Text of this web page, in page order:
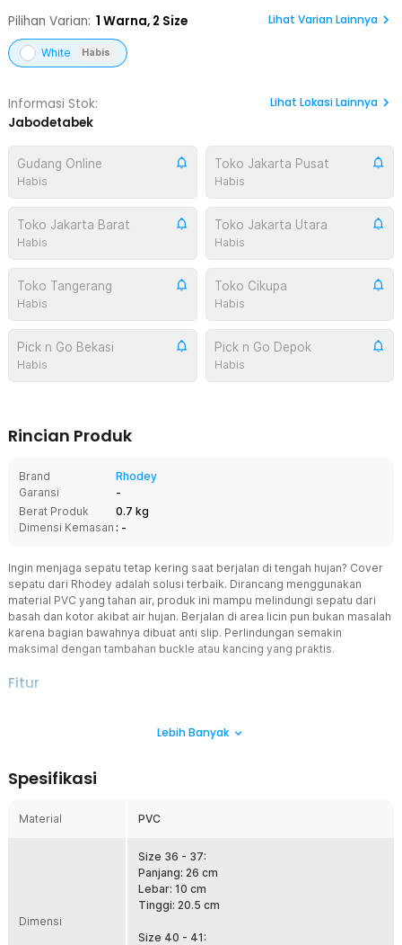
Pilihan Varian: 1 Warna, 2 Size Lihat Varian Lainnya
White Habis
Informasi Stok:
Jabodetabek
Lihat Lokasi Lainnya
Gudang Online
Habis
Toko Jakarta Pusat
Habis
Toko Jakarta Barat
Habis
Toko Jakarta Utara
Habis
Toko Tangerang
Habis
Toko Cikupa
Habis
Pick n Go Bekasi
Habis
Pick n Go Depok
Habis
Rincian Produk
Brand
Rhodey
Garansi
-
Berat Produk
0.7 kg
Dimensi Kemasan : -
Ingin menjaga sepatu tetap kering saat berjalan di tengah hujan? Cover
sepatu dari Rhodey adalah solusi terbaik. Dirancang menggunakan
material PVC yang tahan air, produk ini mampu melindungi sepatu dari
basah dan kotor akibat air hujan. Berjalan di area licin pun bukan masalah
karena bagian bawahnya dibuat anti slip. Perlindungan semakin
maksimal dengan tambahan buckle atau kancing yang praktis.
Fitur
Sepatu yang basah dan kotor akibat hujan memang menyebalkan.
tetap terjaga meski Anda berjalan atau beraktivitas di bawah hujan.
Cover sepatu dari Rhodey tak akan membiarkan bagian mana pun
mengikuti bentuk sepatu pada umumnya. Belum lagi ukuran
kerahnya yang cukup tinggi dilengkapi dengan kancing sehingga
mampu melindungi sepatu secara maksimal.
Berjalan dengan Aman
Jika diperhatikan, bagian bawah cover sepatu ini memiliki pola unik
Lebih Banyak
Spesifikasi
Material PVC
Dimensi
Size 36 - 37:
Panjang: 26 cm
Lebar: 10 cm
Tinggi: 20.5 cm
Size 40 - 41: